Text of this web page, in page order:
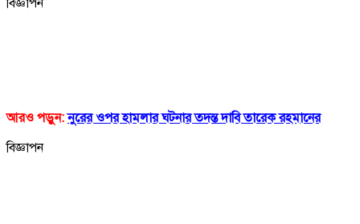
আরও পড়ুন: নুরের ওপর হামলার ঘটনার তদন্ত দাবি তারেক রহমানের
বিজ্ঞাপন